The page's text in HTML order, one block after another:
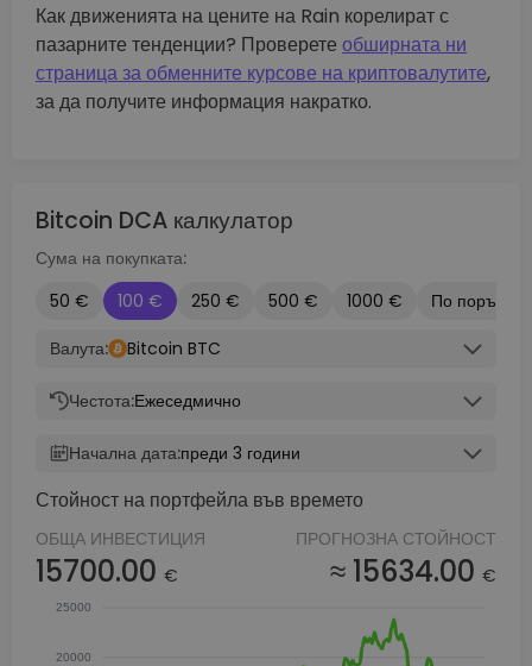
Как движенията на цените на Rain корелират с
пазарните тенденции? Проверете обширната ни
страница за обменните курсове на криптовалутите,
за да получите информация накратко.
Bitcoin DCA калкулатор
Сума на покупката:
50 €
100 € 250 € 500 € 1000 €
По поръчка
Валута:
Bitcoin BTC
Честота:Ежеседмично
Начална дата:преди 3 години
Стойност на портфейла във времето
ОБЩА ИНВЕСТИЦИЯ
15700.00 €
ПРОГНОЗНА СТОЙНОСТ
≈ 15634.00 €
25000
20000